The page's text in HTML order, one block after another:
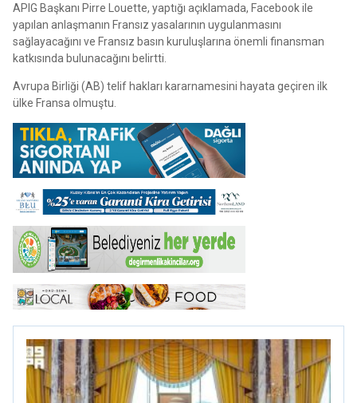
APIG Başkanı Pirre Louette, yaptığı açıklamada, Facebook ile
yapılan anlaşmanın Fransız yasalarının uygulanmasını
sağlayacağını ve Fransız basın kuruluşlarına önemli finansman
katkısında bulunacağını belirtti.
Avrupa Birliği (AB) telif hakları kararnamesini hayata geçiren ilk
ülke Fransa olmuştu.